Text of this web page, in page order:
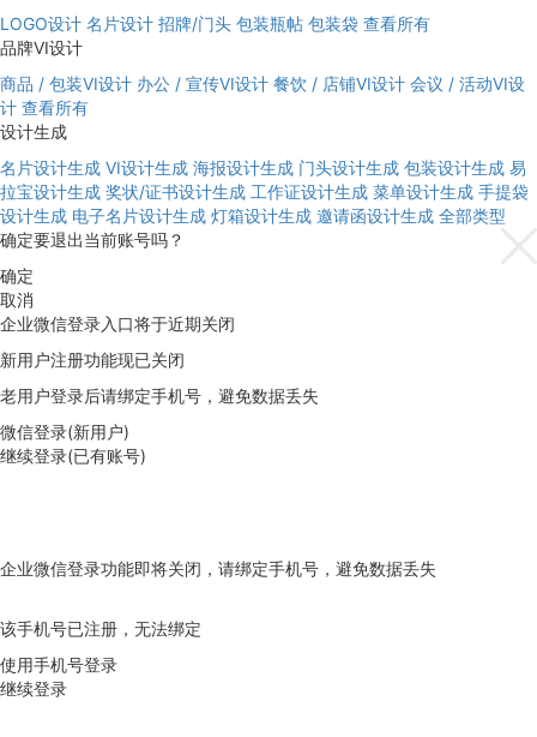
LOGO设计 名片设计 招牌/门头 包装瓶帖 包装袋 查看所有
品牌VI设计
商品 / 包装VI设计 办公 / 宣传VI设计 餐饮 / 店铺VI设计 会议 / 活动VI设
计 查看所有
设计生成
名片设计生成 VI设计生成 海报设计生成 门头设计生成 包装设计生成 易
拉宝设计生成 奖状/证书设计生成 工作证设计生成 菜单设计生成 手提袋
设计生成 电子名片设计生成 灯箱设计生成 邀请函设计生成 全部类型
确定要退出当前账号吗？
确定
取消
企业微信登录入口将于近期关闭
新用户注册功能现已关闭
老用户登录后请绑定手机号，避免数据丢失
微信登录(新用户)
继续登录(已有账号)
企业微信登录功能即将关闭，请绑定手机号，避免数据丢失
该手机号已注册，无法绑定
使用手机号登录
继续登录